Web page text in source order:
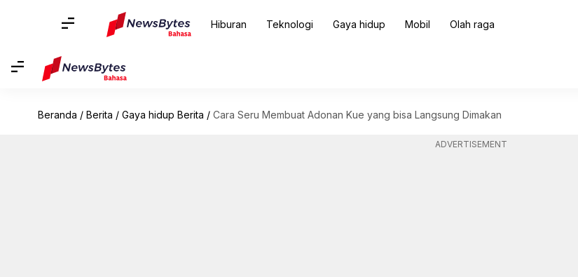
Hiburan Teknologi Gaya hidup Mobil Olah raga
Beranda / Berita / Gaya hidup Berita / Cara Seru Membuat Adonan Kue yang bisa Langsung Dimakan
ADVERTISEMENT